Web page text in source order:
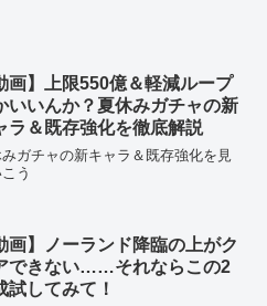
画】上限550億＆軽減ループ
いいんか？夏休みガチャの新
ラ＆既存強化を徹底解説
ガチャの新キャラ＆既存強化を見
う
画】ノーランド降臨の上がク
できない……それならこの2
試してみて！